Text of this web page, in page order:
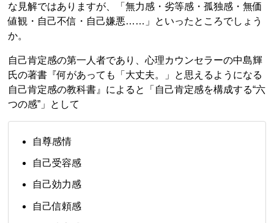
な見解ではありますが、「無力感・劣等感・孤独感・無価
値観・自己不信・自己嫌悪……」といったところでしょう
か。
自己肯定感の第一人者であり、心理カウンセラーの中島輝
氏の著書『何があっても「大丈夫。」と思えるようになる
自己肯定感の教科書』によると「自己肯定感を構成する“六
つの感”」として
自尊感情
自己受容感
自己効力感
自己信頼感